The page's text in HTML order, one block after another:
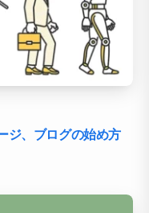
ジ、ブログの始め方